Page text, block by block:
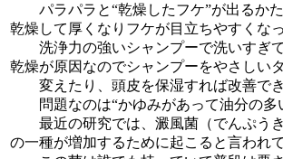
パラパラと“乾燥したフケ”が出るか
乾燥して厚くなりフケが目立ちやすくな
洗浄力の強いシャンプーで洗いすぎ
乾燥が原因なのでシャンプーをやさしい
変えたり、頭皮を保湿すれば改善でき
問題なのは“かゆみがあって油分の多
最近の研究では、澱風菌（でんぷう
の一種が増加するために起こると言われて